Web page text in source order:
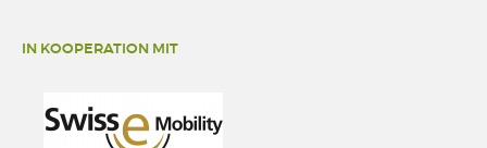
IN KOOPERATION MIT